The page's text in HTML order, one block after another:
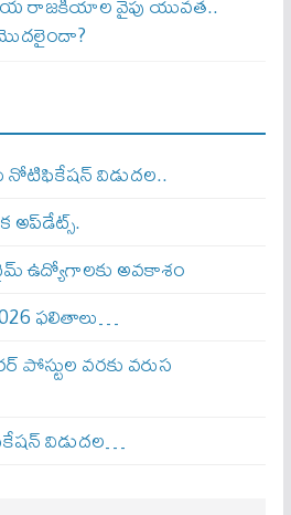
నోటిఫికేషన్ విడుదల..
అప్‌డేట్స్.
ఉద్యోగాలకు అవకాశం
ఫలితాలు…
పోస్టుల వరకు వరుస
విడుదల…